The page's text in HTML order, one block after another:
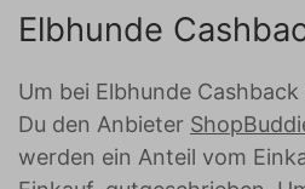
Elbhunde
Um bei Elbhunde
Du den Anbieter
werden ein Anteil vom